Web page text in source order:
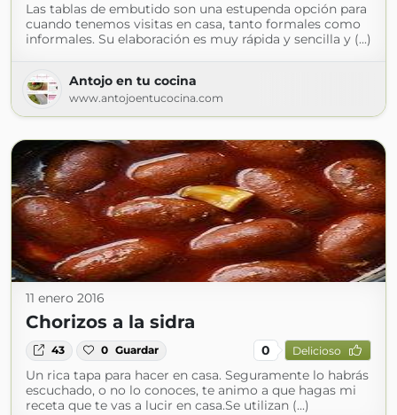
Las tablas de embutido son una estupenda opción para
cuando tenemos visitas en casa, tanto formales como
informales. Su elaboración es muy rápida y sencilla y (...)
Antojo en tu cocina
www.antojoentucocina.com
11 enero 2016
Chorizos a la sidra
43 0 Guardar 0 Delicioso
Un rica tapa para hacer en casa. Seguramente lo habrás
escuchado, o no lo conoces, te animo a que hagas mi
receta que te vas a lucir en casa.Se utilizan (...)